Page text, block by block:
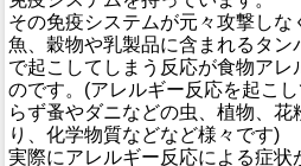
その免疫システムが元々攻撃し
魚、穀物や乳製品に含まれるタン
で起こしてしまう反応が食物アレ
のです。(アレルギー反応を起こ
らず蚤やダニなどの虫、植物、花
り、化学物質などなど様々です)
実際にアレルギー反応による症